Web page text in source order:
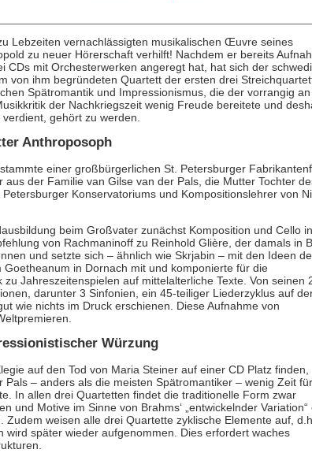
Lebzeiten vernachlässigten musikalischen Œuvre seines
zu neuer Hörerschaft verhilft! Nachdem er bereits
CDs mit Orchesterwerken angeregt hat, hat sich der
von ihm begründeten Quartett der ersten drei
Spätromantik und Impressionismus, die der vorrangig
der Nachkriegszeit wenig Freude bereitete und
gehört zu werden.
Anthroposoph
einer großbürgerlichen St. Petersburger
aus der Familie van Gilse van der Pals, die Mutter Tochter
Konservatoriums und Kompositionslehrer von
beim Großvater zunächst Komposition und Cello in
von Rachmaninoff zu Reinhold Glière, der damals in
und setzte sich – ähnlich wie Skrjabin – mit den Ideen
in Dornach mit und komponierte für die
Jahreszeitenspielen auf mittelalterliche Texte. Von seinen
darunter 3 Sinfonien, ein 45-teiliger Liederzyklus auf
wie nichts im Druck erschienen. Diese Aufnahme von
Würzung
auf den Tod von Maria Steiner auf einer CD Platz finden,
– anders als die meisten Spätromantiker – wenig Zeit
In allen drei Quartetten findet die traditionelle Form zwar
und Motive im Sinne von Brahms‘ „entwickelnder Variation“
weisen alle drei Quartette zyklische Elemente auf, d.h.,
wird später wieder aufgenommen. Dies erfordert waches